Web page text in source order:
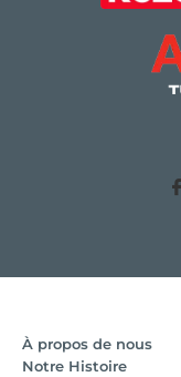
À propos de nous
Notre Histoire